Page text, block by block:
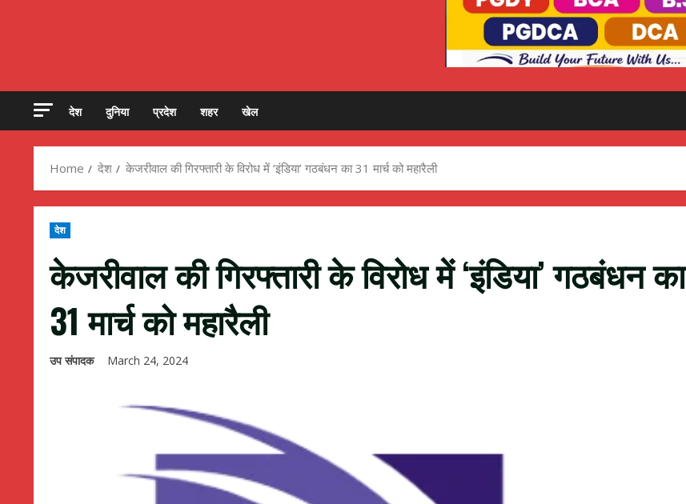
देश दुनिया प्रदेश शहर खेल
Home देश केजरीवाल की गिरफ्तारी के विरोध में ‘इंडिया’ गठबंधन का 31 मार्च को महारैली
देश
केजरीवाल की गिरफ्तारी के विरोध में ‘इंडिया’ गठबंधन का
31 मार्च को महारैली
उप संपादक March 24, 2024